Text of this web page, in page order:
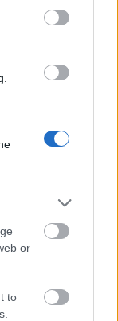
or
to
is létezni a
pontosan
mint
esetleg egy
ami azért nem
Tong ült,
lel bővült a
okozott a
kicsit lassúra
vált, de